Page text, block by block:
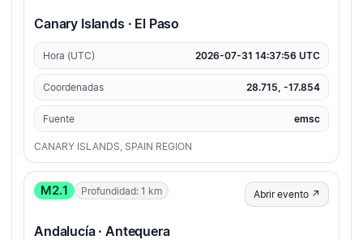
Canary Islands · El Paso
Hora (UTC) 2026-07-31 14:37:56 UTC
Coordenadas 28.715, -17.854
Fuente emsc
CANARY ISLANDS, SPAIN REGION
M2.1 Profundidad: 1 km Abrir evento ↗
Andalucía · Antequera